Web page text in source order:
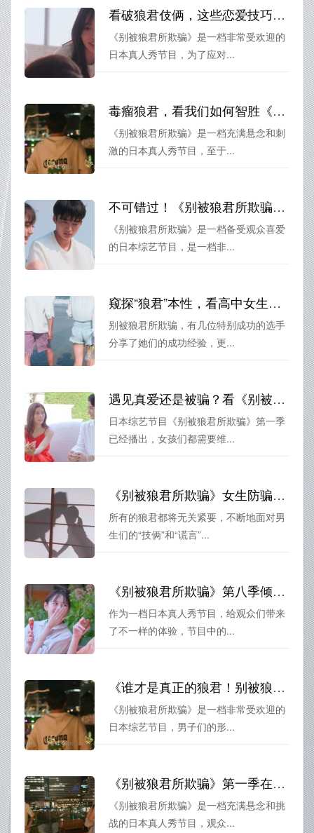
看破狼君伎俩，这些恋爱技巧可妙不可言！《别被狼君所欺骗》黑木玲奈带你玩转
《别被狼君所欺骗》是一档非常受欢迎的
日本真人秀节目，为了应对...
毒瘤狼君，看我们如何智胜《别被狼君所欺骗》
《别被狼君所欺骗》是一档充满悬念和刺
激的日本真人秀节目，至于...
不可错过！《别被狼君所欺骗》最惊险的一季回顾
《别被狼君所欺骗》是一档备受观众喜爱
的日本综艺节目，是一档非...
窥探“狼君”本性，看高中女生如何化解威胁——分享《别被狼君所欺骗》第六季几名狼的经验
别被狼君所欺骗，有几位特别成功的选手
分享了她们的成功经验，更...
遇见真爱还是被骗？看《别被狼君所欺骗》第一季时间女孩们如何应对
日本综艺节目《别被狼君所欺骗》第一季
已经播出，女孩们都需要维...
《别被狼君所欺骗》女生防骗攻略！狼君们的技俩她们已经洞察
所有的狼君都将无关紧要，不断地面对男
生们的“技俩”和“谎言”...
《别被狼君所欺骗》第八季倾情呈现，让你爱上日本青春电影
作为一档日本真人秀节目，给观众们带来
了不一样的体验，节目中的...
《谁才是真正的狼君！别被狼君所欺骗》- 第四季成员和出众男子们的生死搏杀
《别被狼君所欺骗》是一档非常受欢迎的
日本综艺节目，男子们的形...
《别被狼君所欺骗》第一季在线观看：女高中生与狼君之间的心灵较量
《别被狼君所欺骗》是一档充满悬念和挑
战的日本真人秀节目，观众...